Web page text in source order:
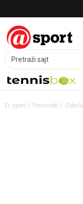
Pretraži sajt
Et sport Proizvodi Odeća